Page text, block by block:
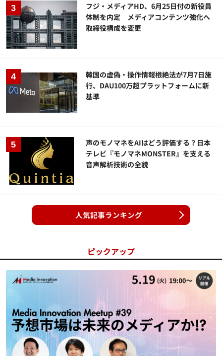
フジ・メディアHD、6月25日付の新役員
体制を内定 メディアコンテンツ強化へ
取締役構成を変更
韓国の虚偽・操作情報根絶法が7月7日施
行、DAU100万超プラットフォームに新
基準
声のモノマネをAIはどう評価する？日本
テレビ『モノマネMONSTER』を支える
音声解析技術の全貌
人気記事ランキング
ピックアップ